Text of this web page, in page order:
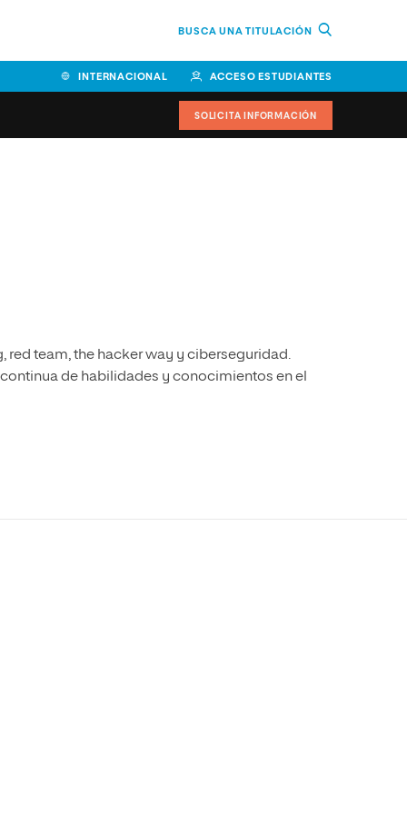
BUSCA UNA TITULACIÓN
INTERNACIONAL ACCESO ESTUDIANTES
Escuela Superior de Ingeniería
y Tecnología (ESIT)
SOLICITA INFORMACIÓN
red team, the hacker way y ciberseguridad.
de habilidades y conocimientos en el